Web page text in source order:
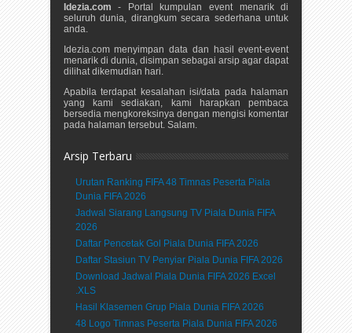
Idezia.com - Portal kumpulan event menarik di
seluruh dunia, dirangkum secara sederhana untuk
anda.
Idezia.com menyimpan data dan hasil event-event
menarik di dunia, disimpan sebagai arsip agar dapat
dilihat dikemudian hari.
Apabila terdapat kesalahan isi/data pada halaman
yang kami sediakan, kami harapkan pembaca
bersedia mengkoreksinya dengan mengisi komentar
pada halaman tersebut. Salam.
Arsip Terbaru
Urutan Ranking FIFA 48 Timnas Peserta Piala
Dunia FIFA 2026
Jadwal Siarang Langsung TV Piala Dunia FIFA
2026
Daftar Pencetak Gol Piala Dunia FIFA 2026
Daftar Stasiun TV Penyiar Piala Dunia FIFA 2026
Download Jadwal Piala Dunia FIFA 2026 Excel
.XLS
Hasil Klasemen Grup Piala Dunia FIFA 2026
48 Logo Timnas Peserta Piala Dunia FIFA 2026